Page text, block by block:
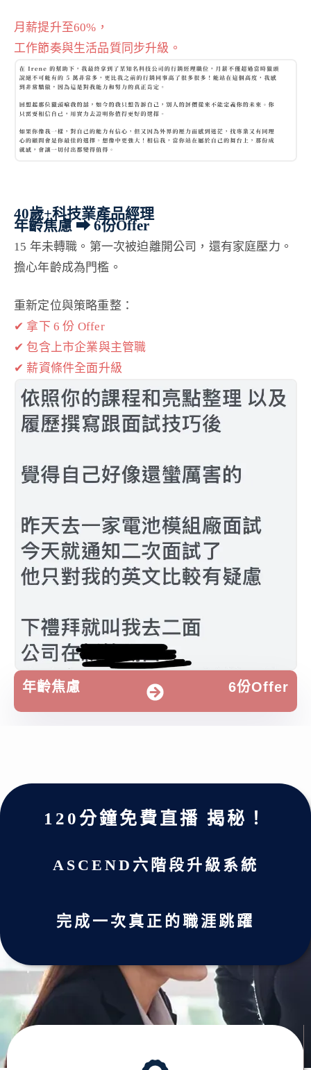
月薪提升至60%，
工作節奏與生活品質同步升級。
年齡焦慮 6份Offer
40歲+科技業產品經理
年齡焦慮 ⮕ 6份Offer
15 年未轉職。第一次被迫離開公司，還有家庭壓力。
擔心年齡成為門檻。
重新定位與策略重整：
✔ 拿下 6 份 Offer
✔ 包含上市企業與主管職
✔ 薪資條件全面升級
120分鐘免費直播 揭秘！
ASCEND六階段升級系統
完成一次真正的職涯跳躍